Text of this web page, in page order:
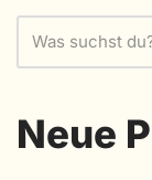
Neue